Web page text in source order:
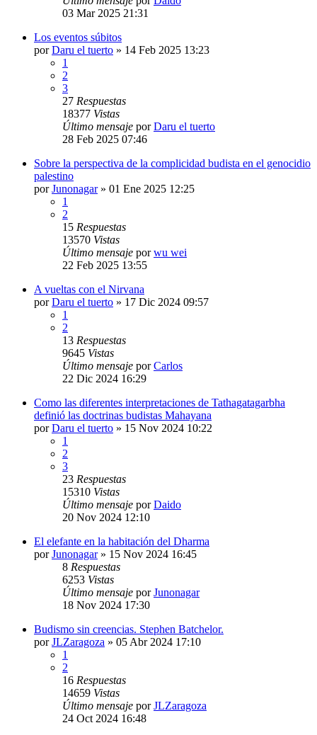
03 Mar 2025 21:31
Los eventos súbitos
porDaru el tuerto » 14 Feb 2025 13:23
1
2
3
27 Respuestas
18377 Vistas
Último mensaje porDaru el tuerto
28 Feb 2025 07:46
Sobre la perspectiva de la complicidad budista en el genocidio
palestino
porJunonagar» 01 Ene 2025 12:25
1
2
15 Respuestas
13570 Vistas
Último mensaje porwu wei
22 Feb 2025 13:55
A vueltas con el Nirvana
porDaru el tuerto » 17 Dic 2024 09:57
1
2
13 Respuestas
9645 Vistas
Último mensaje porCarlos
22 Dic 2024 16:29
Como las diferentes interpretaciones de Tathagatagarbha
definió las doctrinas budistas Mahayana
porDaru el tuerto » 15 Nov 2024 10:22
1
2
3
23 Respuestas
15310 Vistas
Último mensaje porDaido
20 Nov 2024 12:10
El elefante en la habitación del Dharma
porJunonagar» 15 Nov 2024 16:45
8 Respuestas
6253 Vistas
Último mensaje porJunonagar
18 Nov 2024 17:30
Budismo sin creencias. Stephen Batchelor.
porJLZaragoza » 05 Abr 2024 17:10
1
2
16 Respuestas
14659 Vistas
Último mensaje porJLZaragoza
24 Oct 2024 16:48